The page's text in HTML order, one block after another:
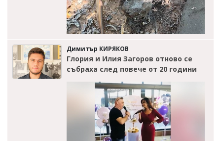
Димитър КИРЯКОВ
Глория и Илия Загоров отново се
събраха след повече от 20 години